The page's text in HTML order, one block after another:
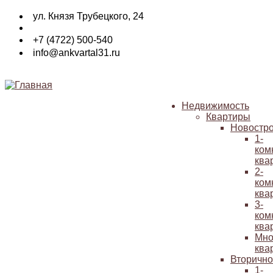
Перейти
основному
содержанию
ул. Князя Трубецкого, 24
+7 (4722) 500-540
info@ankvartal31.ru
Основная
навигация
Недвижимость
Квартиры
1-
2-
3-
1-